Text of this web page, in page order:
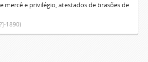
mercê e privilégio, atestados de brasões de
1890)